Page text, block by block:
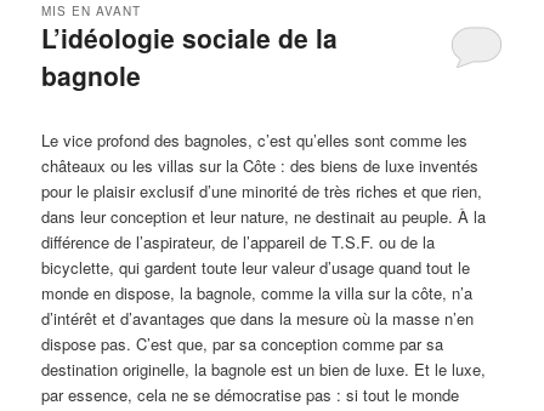
L’idéologie sociale de la
bagnole
MIS EN AVANT
Le vice profond des bagnoles, c’est qu’elles sont comme les
châteaux ou les villas sur la Côte : des biens de luxe inventés
pour le plaisir exclusif d’une minorité de très riches et que rien,
dans leur conception et leur nature, ne destinait au peuple. À la
différence de l’aspirateur, de l’appareil de T.S.F. ou de la
bicyclette, qui gardent toute leur valeur d’usage quand tout le
monde en dispose, la bagnole, comme la villa sur la côte, n’a
d’intérêt et d’avantages que dans la mesure où la masse n’en
dispose pas. C’est que, par sa conception comme par sa
destination originelle, la bagnole est un bien de luxe. Et le luxe,
par essence, cela ne se démocratise pas : si tout le monde